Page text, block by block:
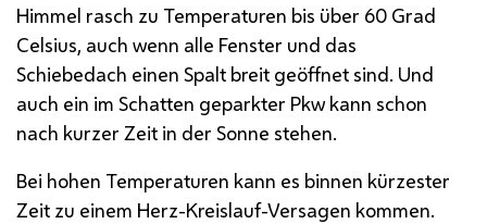
Himmel rasch zu Temperaturen bis über 60 Grad
Celsius, auch wenn alle Fenster und das
Schiebedach einen Spalt breit geöffnet sind. Und
auch ein im Schatten geparkter Pkw kann schon
nach kurzer Zeit in der Sonne stehen.
Bei hohen Temperaturen kann es binnen kürzester
Zeit zu einem Herz-Kreislauf-Versagen kommen.